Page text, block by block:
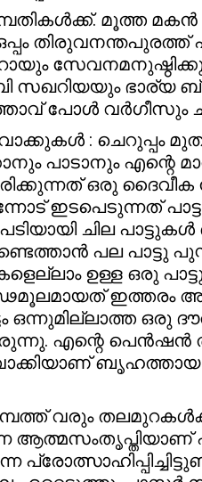
മൂത്ത
തിരുവനന്തപുരത്ത്
സഖറിയയും ഭാര്യ
പോൾ വർഗീസും
: ചെറുപ്പം
പാടാനും എന്റെ
ഒരു
ഇടപെടുന്നത്
ചില പാട്ടുകൾ
പല പാട്ടു
ഉള്ള ഒരു
ഇത്തരം
ഒന്നുമില്ലാത്ത
എന്റെ
വരും തലമുറകൾക്ക്
ആത്മസംതൃപ്തിയാണ്